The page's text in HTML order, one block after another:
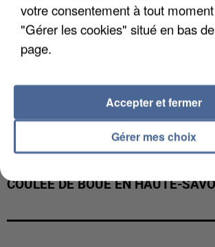
COULÉE DE BOUE EN HAUTE-
votre consentement à tout
"Gérer les cookies" situé en bas
page.
Gérer mes choix
Accepter et fermer